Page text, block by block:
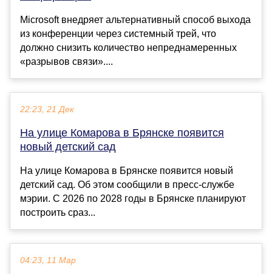
Microsoft внедряет альтернативный способ выхода
из конференции через системный трей, что
должно снизить количество непреднамеренных
«разрывов связи»....
22:23, 21 Дек
На улице Комарова в Брянске появится
новый детский сад
На улице Комарова в Брянске появится новый
детский сад. Об этом сообщили в пресс-службе
мэрии. С 2026 по 2028 годы в Брянске планируют
построить сраз...
04:23, 11 Мар